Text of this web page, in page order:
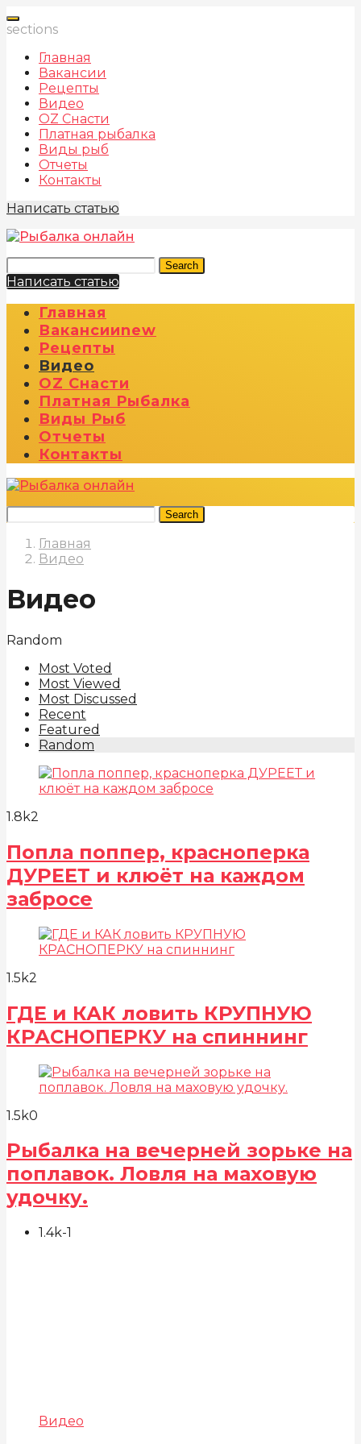
sections
Главная
Вакансии
Рецепты
Видео
OZ Снасти
Платная рыбалка
Виды рыб
Отчеты
Контакты
Написать статью
Search
Написать статью
Главная
ВакансииNew
Рецепты
Видео
OZ Снасти
Платная Рыбалка
Виды Рыб
Отчеты
Контакты
Search
Главная
Видео
Видео
Random
Most Voted
Most Viewed
Most Discussed
Recent
Featured
Random
1.8k2
Попла поппер, красноперка
ДУРЕЕТ и клюёт на каждом
забросе
1.5k2
ГДЕ и КАК ловить КРУПНУЮ
КРАСНОПЕРКУ на спиннинг
1.5k0
Рыбалка на вечерней зорьке на
поплавок. Ловля на маховую
удочку.
1.4k-1
Видео